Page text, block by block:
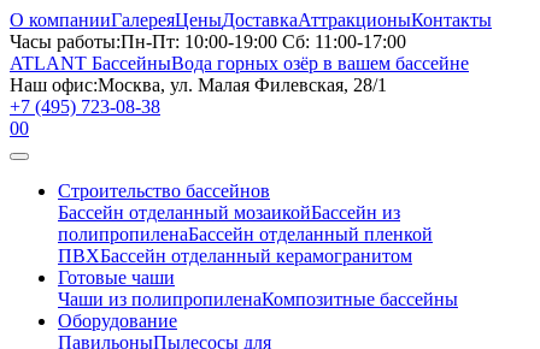
О компанииГалереяЦеныДоставкаАттракционыКонтакты
Часы работы:Пн-Пт: 10:00-19:00 Сб: 11:00-17:00
ATLANT БассейныВода горных озёр в вашем бассейне
Наш офис:Москва, ул. Малая Филевская, 28/1
+7 (495) 723-08-38
00
Строительство бассейнов
Бассейн отделанный мозаикойБассейн из
полипропиленаБассейн отделанный пленкой
ПВХБассейн отделанный керамогранитом
Готовые чаши
Чаши из полипропиленаКомпозитные бассейны
Оборудование
ПавильоныПылесосы для